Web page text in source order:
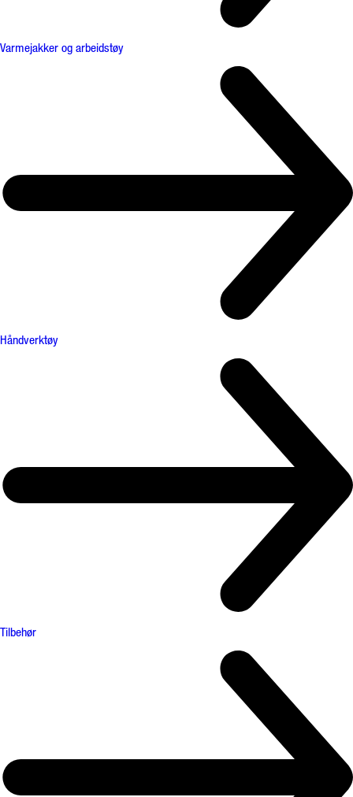
Varmejakker og arbeidstøy
Håndverktøy
Tilbehør